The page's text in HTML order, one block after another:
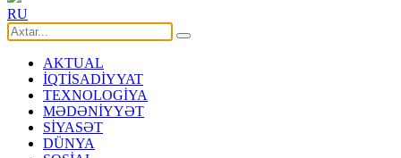
RU
AKTUAL
İQTİSADİYYAT
TEXNOLOGİYA
MƏDƏNİYYƏT
SİYASƏT
DÜNYA